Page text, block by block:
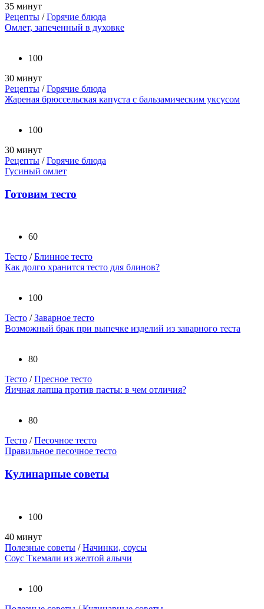
35 минут
Рецепты /Горячие блюда
Омлет, запеченный в духовке
100
30 минут
Рецепты /Горячие блюда
Жареная брюссельская капуста с бальзамическим уксусом
100
30 минут
Рецепты /Горячие блюда
Гусиный омлет
Готовим тесто
60
Тесто /Блинное тесто
Как долго хранится тесто для блинов?
100
Тесто /Заварное тесто
Возможный брак при выпечке изделий из заварного теста
80
Тесто /Пресное тесто
Яичная лапша против пасты: в чем отличия?
80
Тесто /Песочное тесто
Правильное песочное тесто
Кулинарные советы
100
40 минут
Полезные советы /Начинки, соусы
Соус Ткемали из желтой алычи
100